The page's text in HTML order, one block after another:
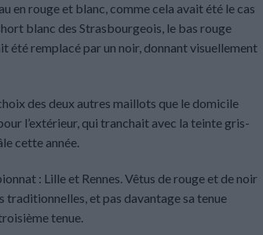
en rouge et blanc, comme cela avait été le cas
blanc des Strasbourgeois, le bas rouge
été remplacé par un noir, donnant visuellement
des deux autres maillots que le domicile
l’extérieur, qui tranchait avec la teinte gris-
cette année.
: Lille et Rennes. Vêtus de rouge et de noir
traditionnelles, et pas davantage sa tenue
tenue.